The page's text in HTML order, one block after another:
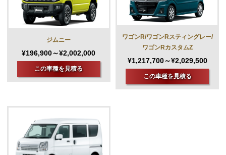
ジムニー
¥196,900～¥2,002,000
この車種を見積る
ワゴンR/ワゴンRスティングレー/
ワゴンRカスタムZ
¥1,217,700～¥2,029,500
この車種を見積る